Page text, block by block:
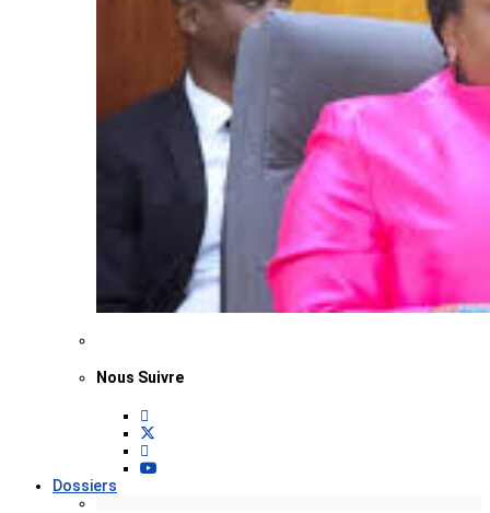
Nous Suivre
Dossiers